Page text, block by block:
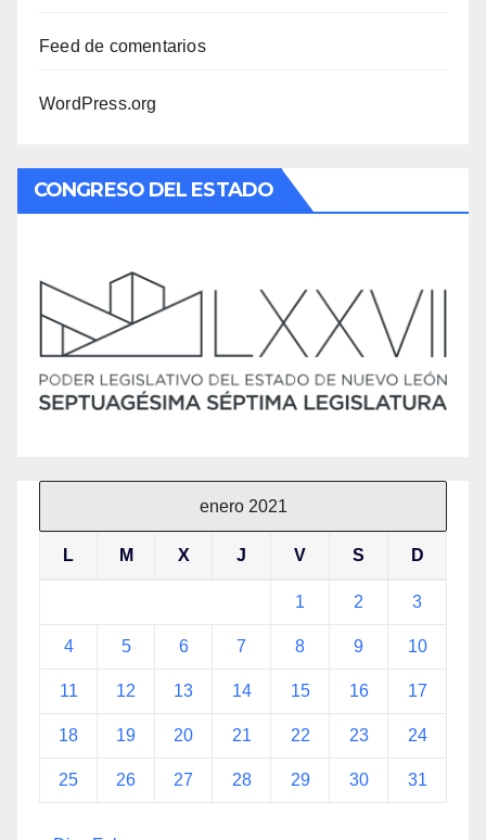
Feed de comentarios
WordPress.org
CONGRESO DEL ESTADO
enero 2021
L M X J V S D
1 2 3
4 5 6 7 8 9 10
11 12 13 14 15 16 17
18 19 20 21 22 23 24
25 26 27 28 29 30 31